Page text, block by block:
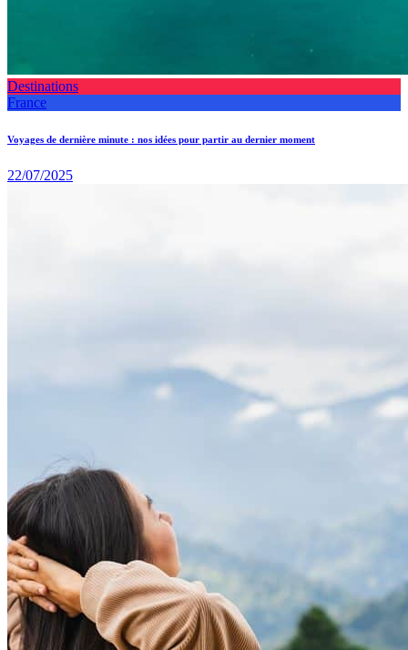
Destinations
France
Voyages de dernière minute : nos idées pour partir au dernier moment
22/07/2025